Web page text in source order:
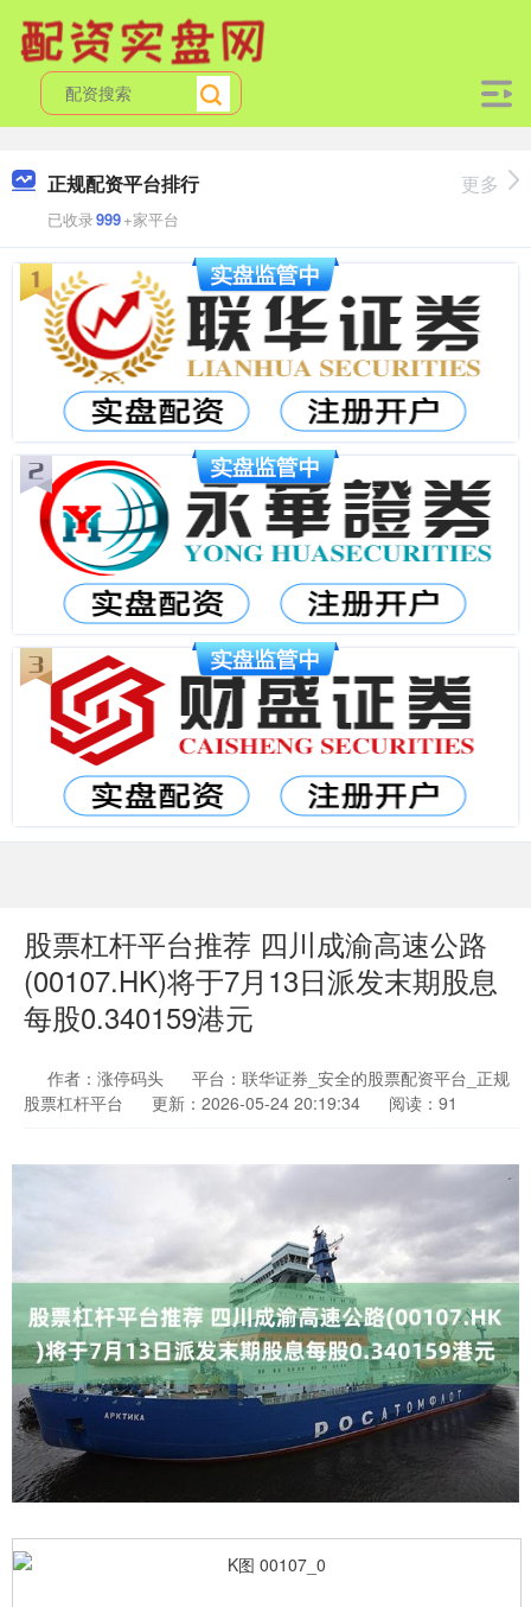
正规配资平台排行
已收录999+家平台
更多
股票杠杆平台推荐 四川成渝高速公路
(00107.HK)将于7月13日派发末期股息
每股0.340159港元
作者：涨停码头
平台：联华证券_安全的股票配资平台_正规
股票杠杆平台
更新：2026-05-24 20:19:34 阅读：91